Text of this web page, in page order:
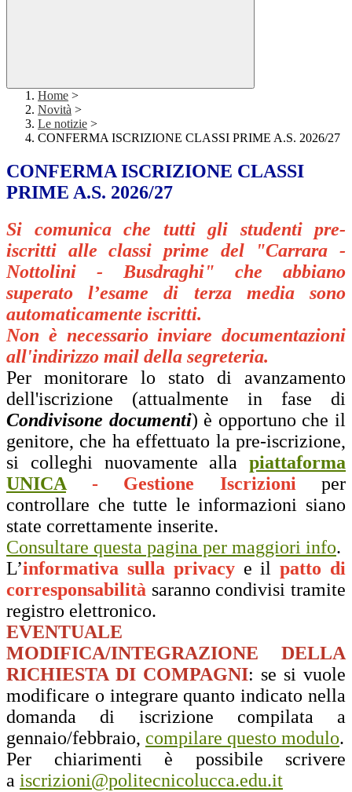
Home >
Novità >
Le notizie >
CONFERMA ISCRIZIONE CLASSI PRIME A.S. 2026/27
CONFERMA ISCRIZIONE CLASSI
PRIME A.S. 2026/27
Si comunica che tutti gli studenti pre-
iscritti alle classi prime del "Carrara -
Nottolini - Busdraghi" che abbiano
superato l’esame di terza media sono
automaticamente iscritti.
Non è necessario inviare documentazioni
all'indirizzo mail della segreteria.
Per monitorare lo stato di avanzamento
dell'iscrizione (attualmente in fase di
Condivisone documenti) è opportuno che il
genitore, che ha effettuato la pre-iscrizione,
si colleghi nuovamente alla piattaforma
UNICA - Gestione Iscrizioni per
controllare che tutte le informazioni siano
state correttamente inserite.
Consultare questa pagina per maggiori info.
L’informativa sulla privacye ilpatto di
corresponsabilità saranno condivisi tramite
registro elettronico.
EVENTUALE
MODIFICA/INTEGRAZIONE DELLA
RICHIESTA DI COMPAGNI: se si vuole
modificare o integrare quanto indicato nella
domanda di iscrizione compilata a
gennaio/febbraio, compilare questo modulo.
Per chiarimenti è possibile scrivere
a iscrizioni@politecnicolucca.edu.it